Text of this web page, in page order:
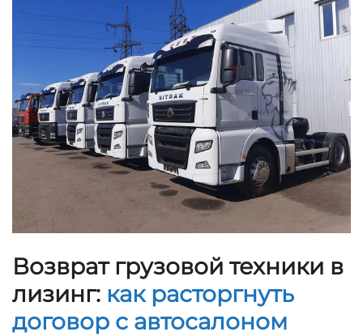
Возврат грузовой техники в
лизинг: как расторгнуть
договор с автосалоном